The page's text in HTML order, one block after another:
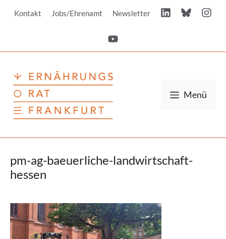
InhaltKontakt Jobs/Ehrenamt Newsletter
Menü
pm-ag-baeuerliche-landwirtschaft-
hessen